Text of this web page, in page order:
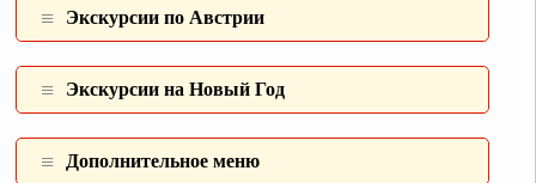
Экскурсии по Австрии
Экскурсии на Новый Год
Дополнительное меню